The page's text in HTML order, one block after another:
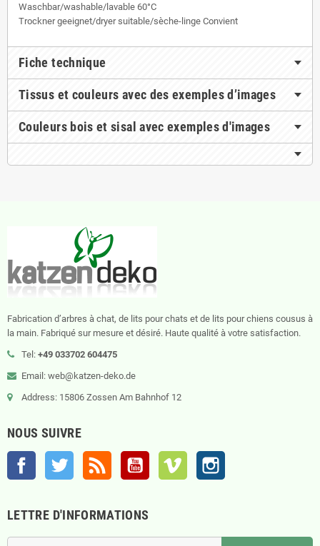
Waschbar/washable/lavable 60°C
Trockner geeignet/dryer suitable/sèche-linge Convient
Fiche technique
Tissus et couleurs avec des exemples d’images
Couleurs bois et sisal avec exemples d'images
Fabrication d’arbres à chat, de lits pour chats et de lits pour chiens cousus à
la main. Fabriqué sur mesure et désiré. Haute qualité à votre satisfaction.
Tel: +49 033702 604475
Email: web@katzen-deko.de
Address: 15806 Zossen Am Bahnhof 12
NOUS SUIVRE
Facebook Twitter YouTube Vimeo
LETTRE D'INFORMATIONS